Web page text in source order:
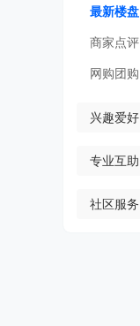
最新楼盘
商家点评
网购团购
兴趣爱好
专业互助
社区服务